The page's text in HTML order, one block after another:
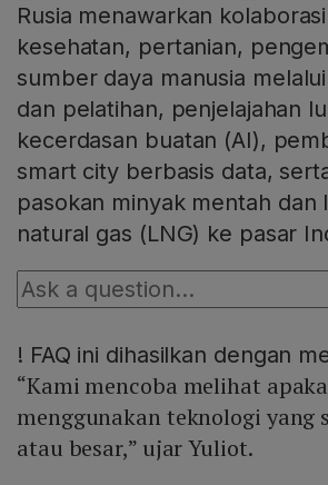
Rusia menawarkan
kesehatan, pertanian,
sumber daya manusia
dan pelatihan, penjelajahan
kecerdasan buatan (AI),
smart city berbasis data,
pasokan minyak mentah dan
natural gas (LNG) ke pasar
! FAQ ini dihasilkan dengan
“Kami mencoba melihat
menggunakan teknologi yang
atau besar,” ujar Yuliot.